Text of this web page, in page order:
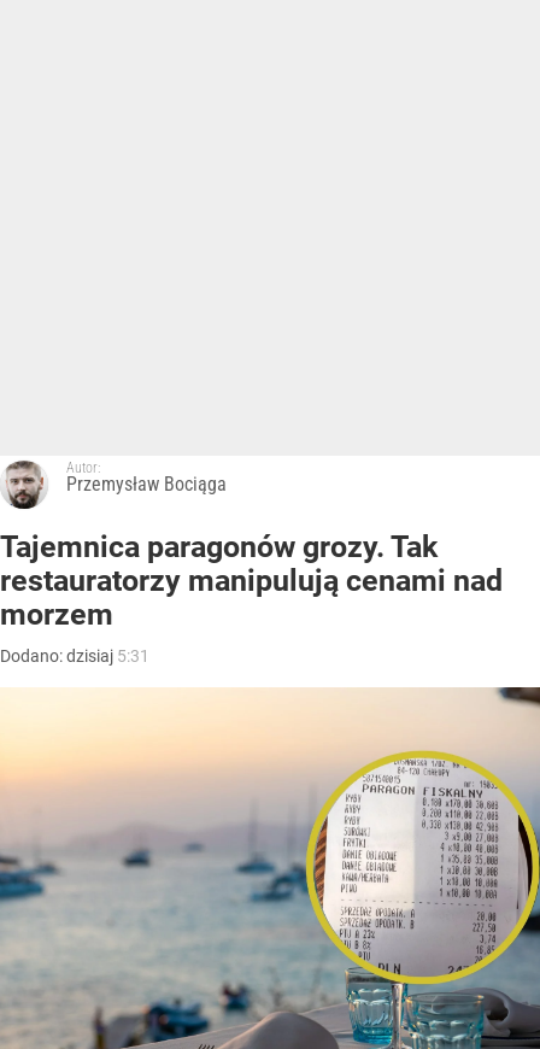
Autor:
Przemysław Bociąga
Tajemnica paragonów grozy. Tak
restauratorzy manipulują cenami nad
morzem
Dodano:dzisiaj 5:31